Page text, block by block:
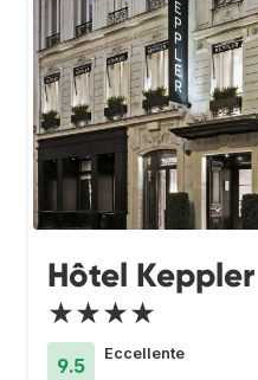
Hôtel Keppler
★★★★
9.5
Eccellente